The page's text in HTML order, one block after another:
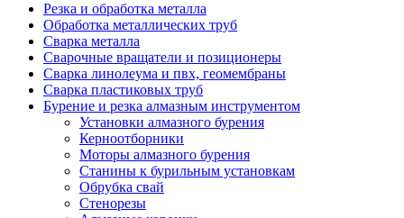
Резка и обработка металла
Обработка металлических труб
Сварка металла
Сварочные вращатели и позиционеры
Сварка линолеума и пвх, геомембраны
Сварка пластиковых труб
Бурение и резка алмазным инструментом
Установки алмазного бурения
Керноотборники
Моторы алмазного бурения
Станины к бурильным установкам
Обрубка свай
Стенорезы